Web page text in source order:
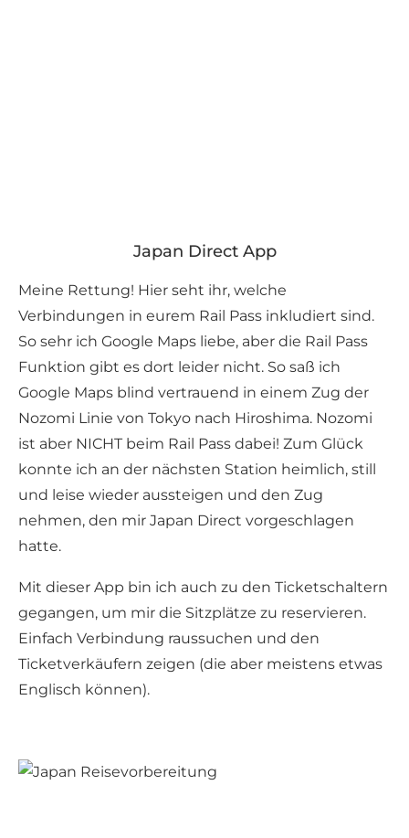
Japan Direct App
Meine Rettung! Hier seht ihr, welche
Verbindungen in eurem Rail Pass inkludiert sind.
So sehr ich Google Maps liebe, aber die Rail Pass
Funktion gibt es dort leider nicht. So saß ich
Google Maps blind vertrauend in einem Zug der
Nozomi Linie von Tokyo nach Hiroshima. Nozomi
ist aber NICHT beim Rail Pass dabei! Zum Glück
konnte ich an der nächsten Station heimlich, still
und leise wieder aussteigen und den Zug
nehmen, den mir Japan Direct vorgeschlagen
hatte.
Mit dieser App bin ich auch zu den Ticketschaltern
gegangen, um mir die Sitzplätze zu reservieren.
Einfach Verbindung raussuchen und den
Ticketverkäufern zeigen (die aber meistens etwas
Englisch können).